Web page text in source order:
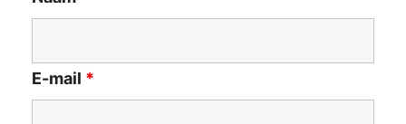
E-mail *